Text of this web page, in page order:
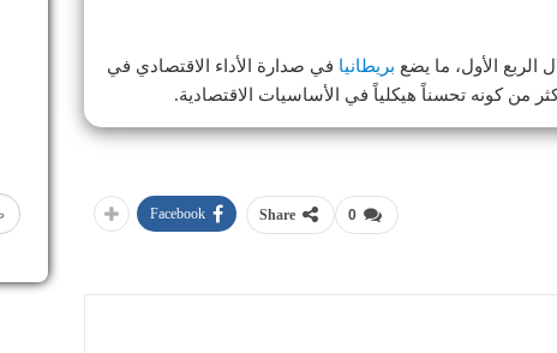
بريطانيا في صدارة الأداء الاقتصادي في
0
Share
Facebook